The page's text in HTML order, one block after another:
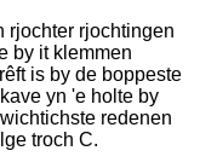
rjochter rjochtingen
by it klemmen
is by de boppeste
yn 'e holte by
redenen
troch C.